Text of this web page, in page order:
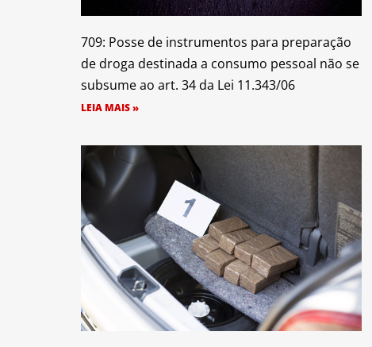
709: Posse de instrumentos para preparação
de droga destinada a consumo pessoal não se
subsume ao art. 34 da Lei 11.343/06
LEIA MAIS »